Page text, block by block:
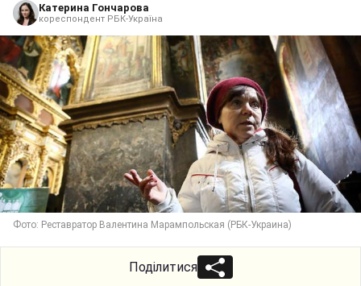
Катерина Гончарова
кореспондент РБК-Україна
Фото: Реставратор Валентина Марампольская (РБК-Украина)
Поділитися